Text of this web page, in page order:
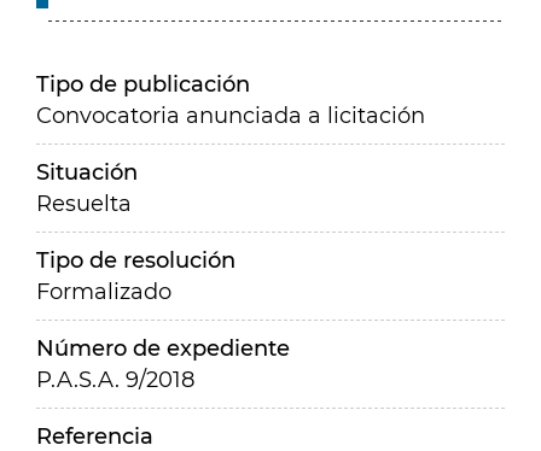
Tipo de publicación
Convocatoria anunciada a licitación
Situación
Resuelta
Tipo de resolución
Formalizado
Número de expediente
P.A.S.A. 9/2018
Referencia